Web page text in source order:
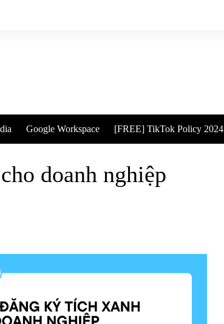
Google Workspace [FREE] TikTok Policy 2024
doanh nghiệp